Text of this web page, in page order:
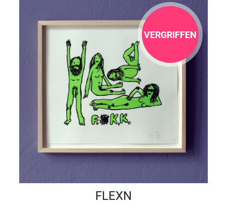
VERGRIFFEN
FLEXN